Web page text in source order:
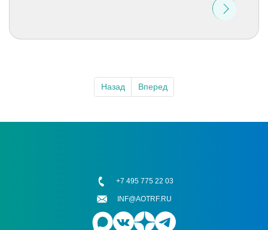
Назад Вперед
+7 495 775 22 03
INF@AOTRF.RU